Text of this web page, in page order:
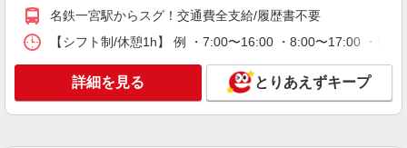
につけて長く働く♪
時給1500円〜2150円 ＜日払い有/週払い有/交
一宮市
詳細を見る
名鉄一宮駅からスグ！交通費全支給/履歴書不要
【シフト制/休憩1h】 例 ・7:00〜16:00 ・8:00〜17:00 ・
詳細を見る とりあえずキープ